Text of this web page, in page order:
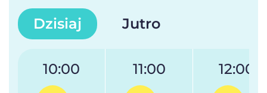
Dzisiaj Jutro
10:00 11:00 12:00